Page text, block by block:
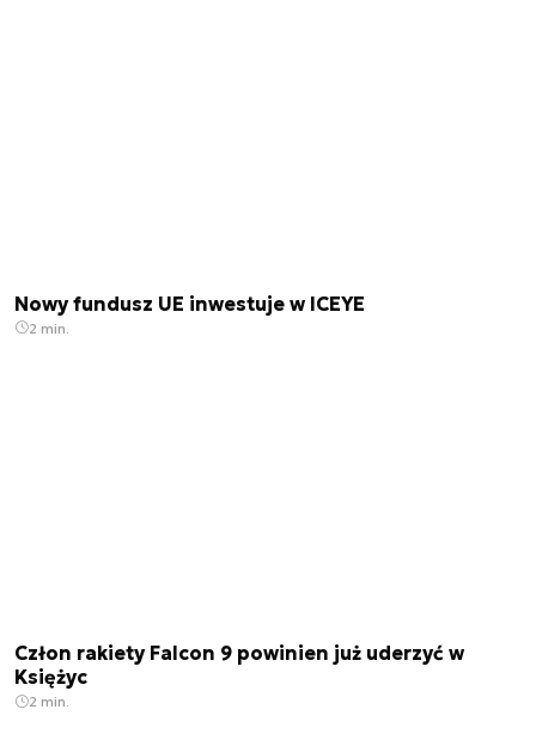
Nowy fundusz UE inwestuje w ICEYE
2 min.
Człon rakiety Falcon 9 powinien już uderzyć w
Księżyc
2 min.